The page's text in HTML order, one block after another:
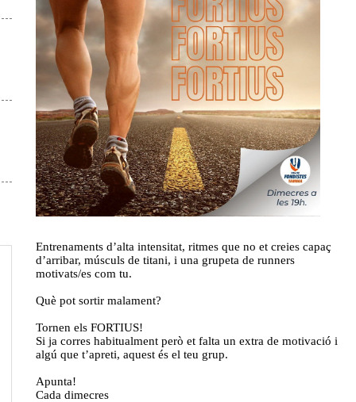
Entrenaments d’alta intensitat, ritmes que no et creies capaç
d’arribar, músculs de titani, i una grupeta de runners
motivats/es com tu.
Què pot sortir malament?
Tornen els FORTIUS!
Si ja corres habitualment però et falta un extra de motivació i
algú que t’apreti, aquest és el teu grup.
Apunta!
Cada dimecres